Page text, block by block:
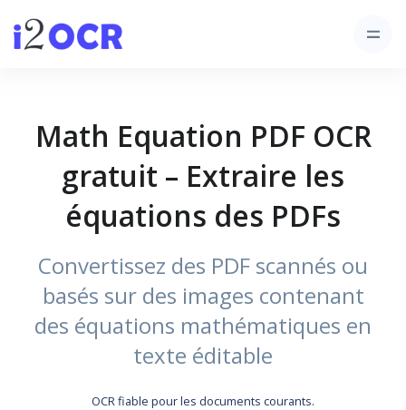
Math Equation PDF OCR
gratuit – Extraire les
équations des PDFs
Convertissez des PDF scannés ou
basés sur des images contenant
des équations mathématiques en
texte éditable
OCR fiable pour les documents courants.